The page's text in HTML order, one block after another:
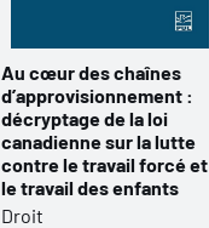
Au cœur des chaînes
d’approvisionnement :
décryptage de la loi
canadienne sur la lutte
contre le travail forcé et
le travail des enfants
Droit